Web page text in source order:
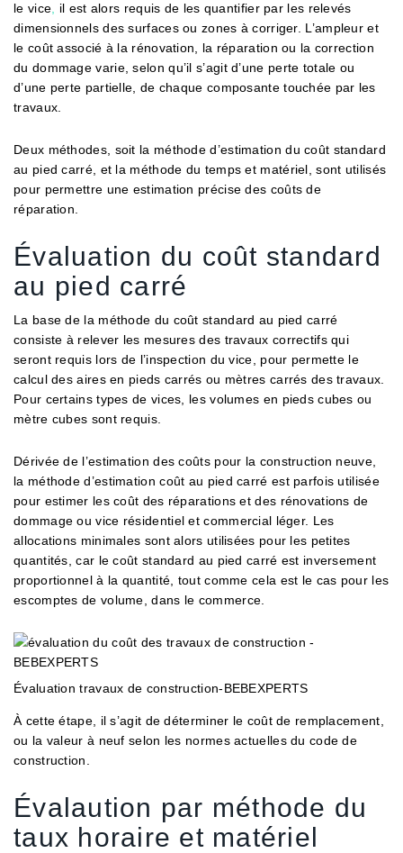
le vice
il est alors requis de les quantifier par les relevés
dimensionnels des surfaces ou zones à corriger. L’ampleur et
le coût associé à la rénovation, la réparation ou la correction
du dommage varie, selon qu’il s’agit d’une perte totale ou
d’une perte partielle, de chaque composante touchée par les
travaux.
Deux méthodes, soit la méthode d’estimation du coût standard
au pied carré, et la méthode du temps et matériel, sont utilisés
pour permettre une estimation précise des coûts de
réparation.
Évaluation du coût standard
au pied carré
La base de la méthode du coût standard au pied carré
consiste à relever les mesures des travaux correctifs qui
seront requis lors de l’inspection du vice, pour permette le
calcul des aires en pieds carrés ou mètres carrés des travaux.
Pour certains types de vices, les volumes en pieds cubes ou
mètre cubes sont requis.
Dérivée de l’estimation des coûts pour la construction neuve,
la méthode d’estimation coût au pied carré est parfois utilisée
pour estimer les coût des réparations et des rénovations de
dommage ou vice résidentiel et commercial léger. Les
allocations minimales sont alors utilisées pour les petites
quantités, car le coût standard au pied carré est inversement
proportionnel à la quantité, tout comme cela est le cas pour les
escomptes de volume, dans le commerce.
Évaluation travaux de construction-BEBEXPERTS
À cette étape, il s’agit de déterminer le coût de remplacement,
ou la valeur à neuf selon les normes actuelles du code de
construction.
Évalaution par méthode du
taux horaire et matériel